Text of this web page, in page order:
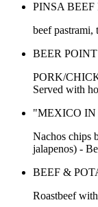
PINSA
beef pastrami,
BEER
PORK/
Served with
"MEXICO IN
Nachos chips
jalapenos) -
BEEF &
Roastbeef